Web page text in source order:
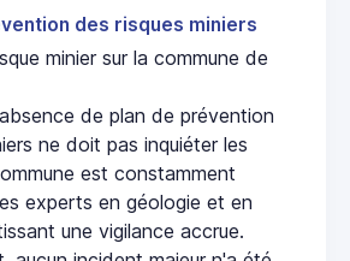
des risques miniers
minier sur la commune de
de plan de prévention
ne doit pas inquiéter les
est constamment
experts en géologie et en
une vigilance accrue.